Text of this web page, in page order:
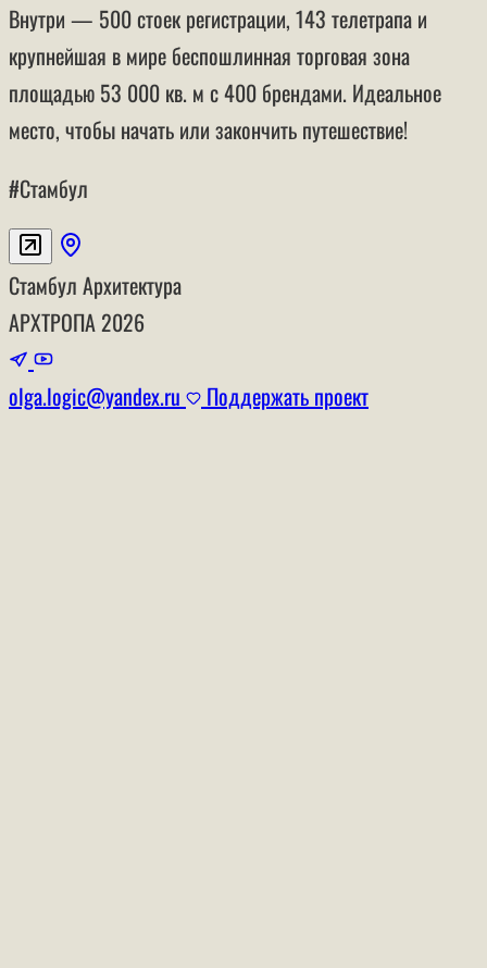
Внутри — 500 стоек регистрации, 143 телетрапа и
крупнейшая в мире беспошлинная торговая зона
площадью 53 000 кв. м с 400 брендами. Идеальное
место, чтобы начать или закончить путешествие!
#Стамбул
Стамбул Архитектура
АРХТРОПА 2026
olga.logic@yandex.ru Поддержать проект